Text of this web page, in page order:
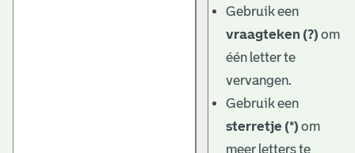
Gebruik een
vraagteken (?) om
één letter te
vervangen.
Gebruik een
sterretje (*) om
meer letters te